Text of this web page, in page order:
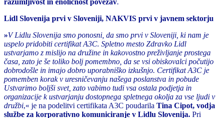
razumljivost in enoličnost povezav.
Lidl Slovenija prvi v Sloveniji, NAKVIS prvi v javnem sektorju
»V Lidlu Slovenija smo ponosni, da smo prvi v Sloveniji, ki nam je
uspelo pridobiti certifikat A3C. Spletno mesto Zdravko Lidl
ustvarjamo z mislijo na družine in kakovostno preživljanje prostega
časa, zato je še toliko bolj pomembno, da se vsi obiskovalci počutijo
dobrodošle in imajo dobro uporabniško izkušnjo. Certifikat A3C je
pomemben korak v uresničevanju našega poslanstva in pobude
Ustvarimo boljši svet, zato vabimo tudi vsa ostala podjetja in
organizacije k ustvarjanju dostopnega spletnega okolja za vse ljudi v
družbi,« je na podelitvi certifikata A3C poudarila Tina Cipot, vodja
službe za korporativno komuniciranje v Lidlu Slovenija. Pri